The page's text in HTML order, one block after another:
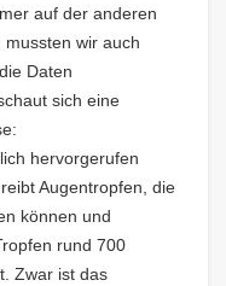
auf der anderen
wir auch
Daten
sich eine
hervorgerufen
Augentropfen, die
können und
rund 700
Zwar ist das